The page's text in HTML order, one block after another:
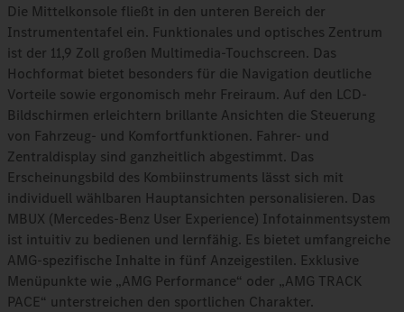
Die Mittelkonsole fließt in den unteren Bereich der
Instrumententafel ein. Funktionales und optisches Zentrum
ist der 11,9 Zoll großen Multimedia-Touchscreen. Das
Hochformat bietet besonders für die Navigation deutliche
Vorteile sowie ergonomisch mehr Freiraum. Auf den LCD-
Bildschirmen erleichtern brillante Ansichten die Steuerung
von Fahrzeug- und Komfortfunktionen. Fahrer- und
Zentraldisplay sind ganzheitlich abgestimmt. Das
Erscheinungsbild des Kombiinstruments lässt sich mit
individuell wählbaren Hauptansichten personalisieren. Das
MBUX (Mercedes-Benz User Experience) Infotainmentsystem
ist intuitiv zu bedienen und lernfähig. Es bietet umfangreiche
AMG-spezifische Inhalte in fünf Anzeigestilen. Exklusive
Menüpunkte wie „AMG Performance“ oder „AMG TRACK
PACE“ unterstreichen den sportlichen Charakter.